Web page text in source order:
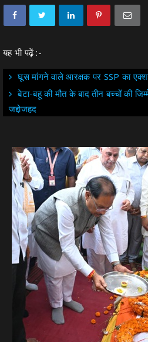
यह भी पढ़ें :-
घूस मांगने वाले आरक्षक पर SSP का
बेटा-बहू की मौत के बाद तीन बच्चों की
जद्दोजहद